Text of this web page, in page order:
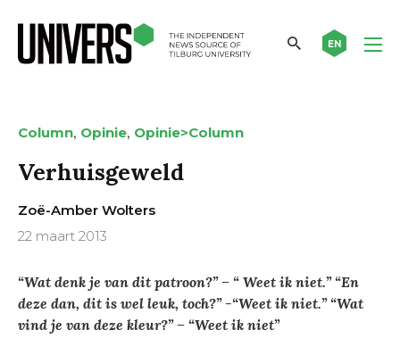
EN
Column, Opinie, Opinie>Column
Verhuisgeweld
Zoë-Amber Wolters
22 maart 2013
“Wat denk je van dit patroon?” – “ Weet ik niet.” “En
deze dan, dit is wel leuk, toch?” -“Weet ik niet.” “Wat
vind je van deze kleur?” – “Weet ik niet”